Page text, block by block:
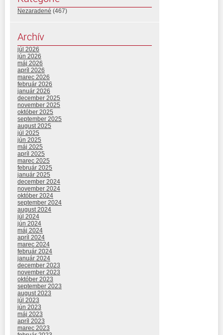
Nezaradené (467)
Archív
júl 2026
jún 2026
máj 2026
apríl 2026
marec 2026
február 2026
január 2026
december 2025
november 2025
október 2025
september 2025
august 2025
júl 2025
jún 2025
máj 2025
apríl 2025
marec 2025
február 2025
január 2025
december 2024
november 2024
október 2024
september 2024
august 2024
júl 2024
jún 2024
máj 2024
apríl 2024
marec 2024
február 2024
január 2024
december 2023
november 2023
október 2023
september 2023
august 2023
júl 2023
jún 2023
máj 2023
apríl 2023
marec 2023